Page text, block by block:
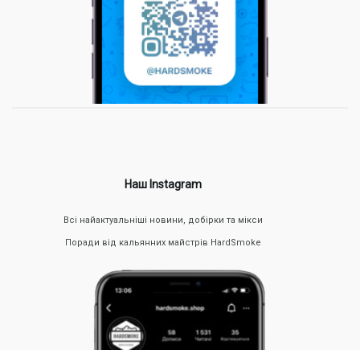
Наш Instagram
Всі найактуальніші новини, добірки та мікси
Поради від кальянних майстрів HardSmoke